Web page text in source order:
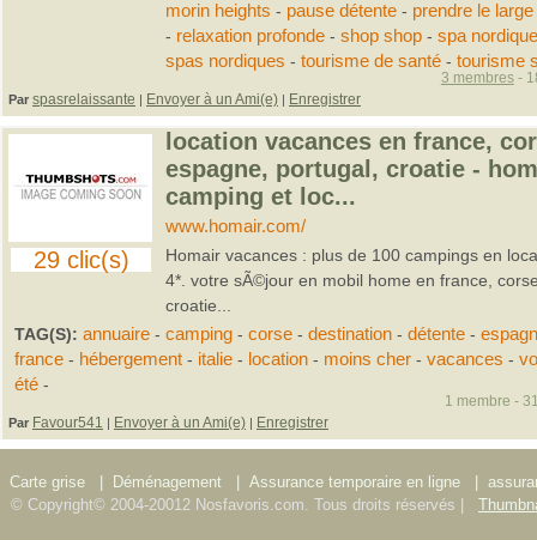
morin heights - pause détente- prendre le large
- relaxation profonde- shop shop- spa nordique
spas nordiques - tourisme de santé- tourisme
Par spasrelaissante | Envoyer à un Ami(e) | Enregistrer
3 membres-
29 clic(s)
location vacances en france,
espagne, portugal, croatie -
camping et loc...
www.homair.com/
Homair vacances : plus de 100 campings en
4*. votre sÃ©jour en mobil home en france,
croatie...
TAG(S): annuaire - camping - corse - destination - détente -
france - hébergement - italie - location - moins cher - vacances -
été -
Par Favour541 | Envoyer à un Ami(e) | Enregistrer
1 membre -
Carte grise Déménagement Assurance temporaire en ligne
© Copyright© 2004-20012 Nosfavoris.com. Tous droits réservés |